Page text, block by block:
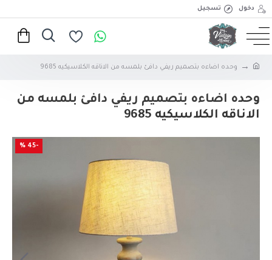
دخول تسجيل
وحده اضاءه بتصميم ريفي دافئ بلمسه من الاناقه الكلاسيكيه 9685
وحده اضاءه بتصميم ريفي دافئ بلمسه من
الاناقه الكلاسيكيه 9685
-45 %